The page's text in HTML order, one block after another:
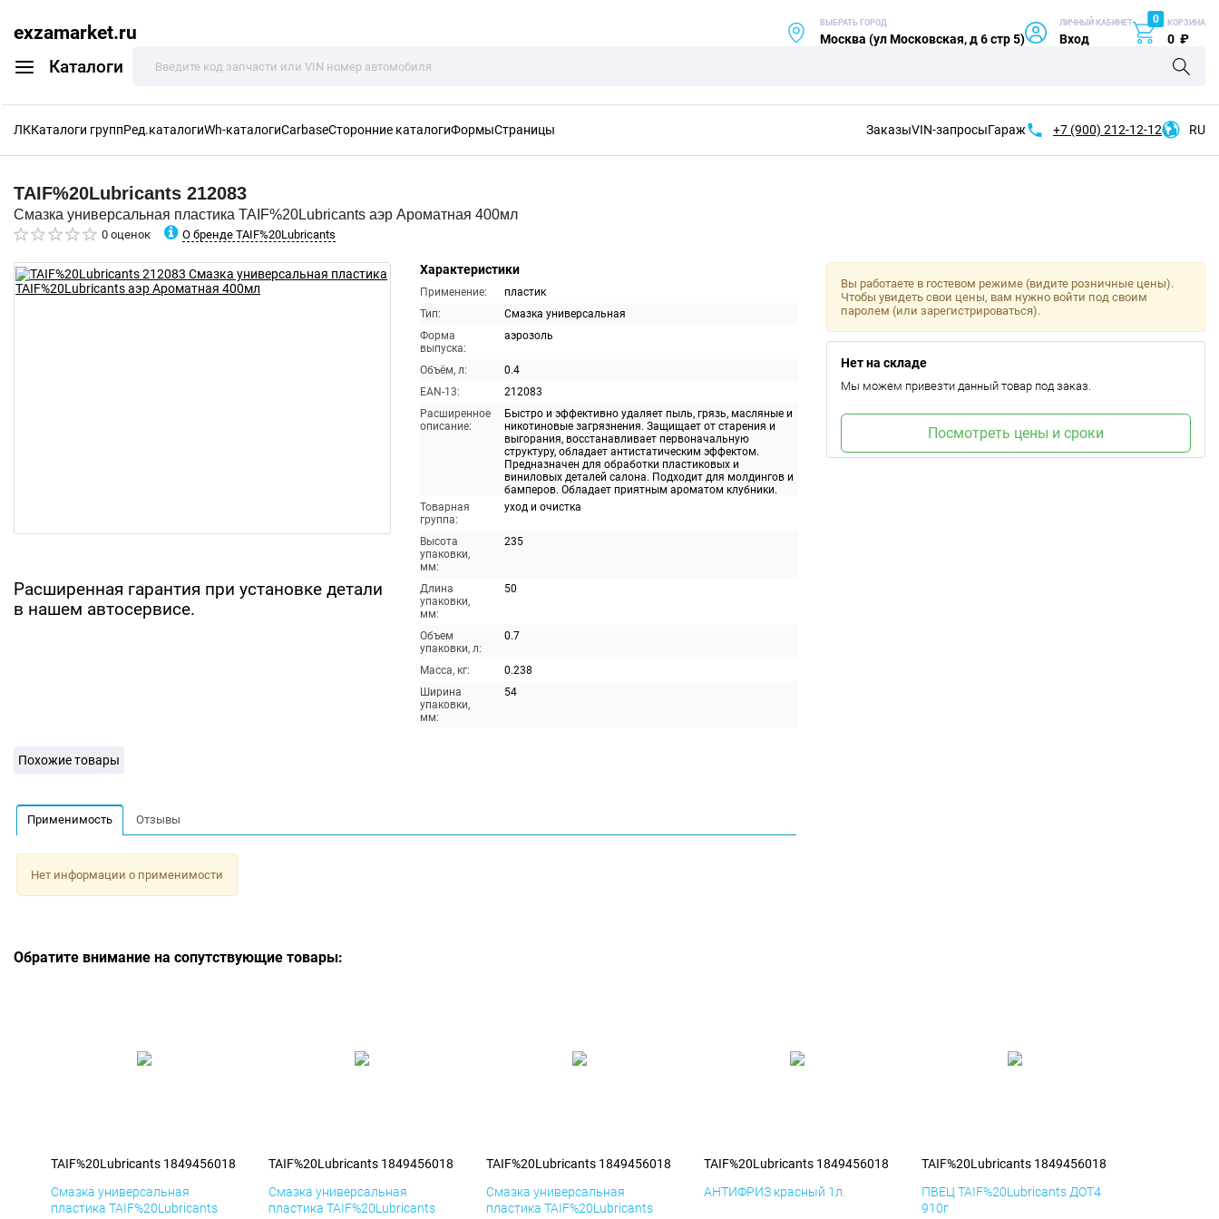
exzamarket.ru
Каталоги
ВЫБРАТЬ ГОРОД
Москва (ул Московская, д 6 стр 5)
ЛИЧНЫЙ КАБИНЕТ
Вход
0 КОРЗИНА
0 ₽
ЛККаталоги группРед.каталогиWh-каталогиCarbaseСторонние каталогиФормыСтраницы ЗаказыVIN-запросыГараж +7 (900) 212-12-12 RU
TAIF%20Lubricants 212083
Смазка универсальная пластика TAIF%20Lubricants аэр Ароматная 400мл
0 оценок О бренде TAIF%20Lubricants
Расширенная гарантия при установке детали
в нашем автосервисе.
Характеристики
Применение:
пластик
Тип:
Смазка универсальная
Форма
выпуска:
аэрозоль
Объём, л:
0.4
EAN-13:
212083
Расширенное
описание:
Быстро и эффективно удаляет пыль, грязь, масляные и
никотиновые загрязнения. Защищает от старения и
выгорания, восстанавливает первоначальную
структуру, обладает антистатическим эффектом.
Предназначен для обработки пластиковых и
виниловых деталей салона. Подходит для молдингов и
бамперов. Обладает приятным ароматом клубники.
Товарная
группа:
уход и очистка
Высота
упаковки,
мм:
235
Длина
упаковки,
мм:
50
Объем
упаковки, л:
0.7
Масса, кг:
0.238
Ширина
упаковки,
мм:
54
Вы работаете в гостевом режиме (видите розничные цены).
Чтобы увидеть свои цены, вам нужно войти под своим
паролем (или зарегистрироваться).
Нет на складе
Мы можем привезти данный товар под заказ.
Посмотреть цены и сроки
Похожие товары
Применимость Отзывы
Нет информации о применимости
Обратите внимание на сопутствующие товары:
TAIF%20Lubricants 1849456018
Смазка универсальная
пластика TAIF%20Lubricants
TAIF%20Lubricants 1849456018
Смазка универсальная
пластика TAIF%20Lubricants
TAIF%20Lubricants 1849456018
Смазка универсальная
пластика TAIF%20Lubricants
TAIF%20Lubricants 1849456018
АНТИФРИЗ красный 1л.
TAIF%20Lubricants 1849456018
ПВЕЦ TAIF%20Lubricants ДОТ4
910г